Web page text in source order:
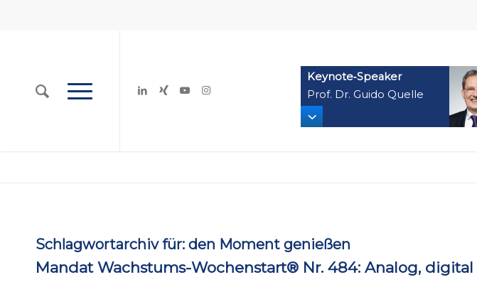
Keynote‑Speaker
Prof. Dr. Guido Quelle
Schlagwortarchiv für: den Moment genießen
Mandat Wachstums-Wochenstart® Nr. 484: Analog,